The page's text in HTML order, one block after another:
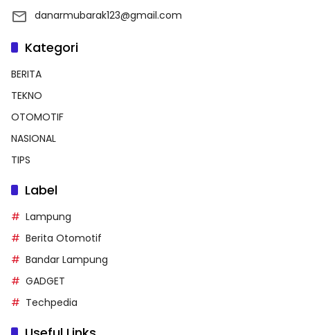
danarmubarak123@gmail.com
Kategori
BERITA
TEKNO
OTOMOTIF
NASIONAL
TIPS
Label
Lampung
Berita Otomotif
Bandar Lampung
GADGET
Techpedia